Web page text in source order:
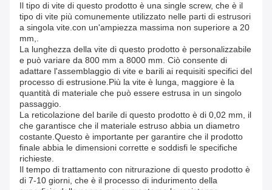
Il tipo di vite di questo prodotto è una single screw, che è il
tipo di vite più comunemente utilizzato nelle parti di estrusori
a singola vite.con un'ampiezza massima non superiore a 20
mm,.
La lunghezza della vite di questo prodotto è personalizzabile
e può variare da 800 mm a 8000 mm. Ciò consente di
adattare l'assemblaggio di vite e barili ai requisiti specifici del
processo di estrusione.Più la vite è lunga, maggiore è la
quantità di materiale che può essere estrusa in un singolo
passaggio.
La reticolazione del barile di questo prodotto è di 0,02 mm, il
che garantisce che il materiale estruso abbia un diametro
costante.Questo è importante per garantire che il prodotto
finale abbia le dimensioni corrette e soddisfi le specifiche
richieste.
Il tempo di trattamento con nitrurazione di questo prodotto è
di 7-10 giorni, che è il processo di indurimento della